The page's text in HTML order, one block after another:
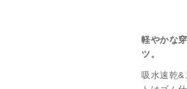
軽やかな
ツ。
吸水速乾&